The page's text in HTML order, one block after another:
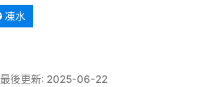
凍水
最後更新: 2025-06-22